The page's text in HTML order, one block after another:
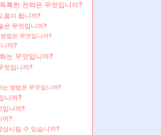
특한 전략은 무엇입니까?
움이 됩니까?
은 무엇입니까?
법은 무엇입니까?
까?
는 무엇입니까?
엇입니까?
방법은 무엇입니까?
니까?
입니까?
까?
상시킬 수 있습니까?